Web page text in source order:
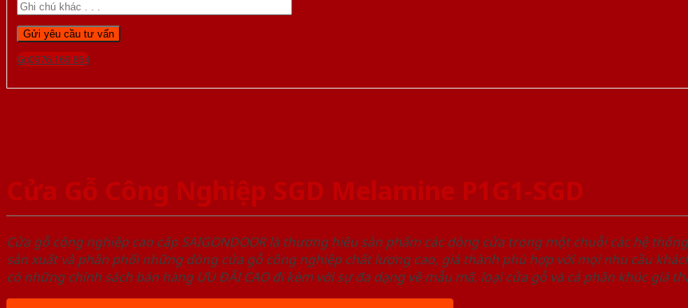
Gọi 0976.169.864
Cửa Gỗ Công Nghiệp SGD Melamine P1G1-SGD
Cửa gỗ công nghiệp cao cấp SAIGONDOOR là thương hiệu sản phẩm các dòng cửa trong một chuỗi các hệ
sản xuất và phân phối những dòng cửa gỗ công nghiệp chất lượng cao, giá thành phù hợp với mọi nhu cầu
có những chính sách bán hàng ƯU ĐÃI CAO đi kèm với sự đa dạng về mẫu mã, loại cửa gỗ và cả phân khúc giá